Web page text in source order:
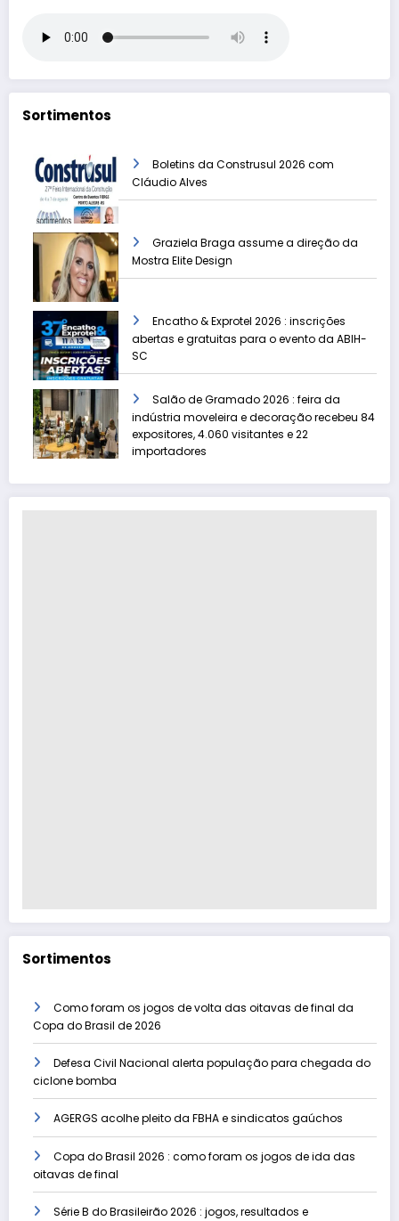
Sortimentos
Boletins da Construsul 2026 com
Cláudio Alves
Graziela Braga assume a direção da
Mostra Elite Design
Encatho & Exprotel 2026 : inscrições
abertas e gratuitas para o evento da ABIH-
SC
Salão de Gramado 2026 : feira da
indústria moveleira e decoração recebeu 84
expositores, 4.060 visitantes e 22
importadores
Sortimentos
Como foram os jogos de volta das oitavas de final da
Copa do Brasil de 2026
Defesa Civil Nacional alerta população para chegada do
ciclone bomba
AGERGS acolhe pleito da FBHA e sindicatos gaúchos
Copa do Brasil 2026 : como foram os jogos de ida das
oitavas de final
Série B do Brasileirão 2026 : jogos, resultados e